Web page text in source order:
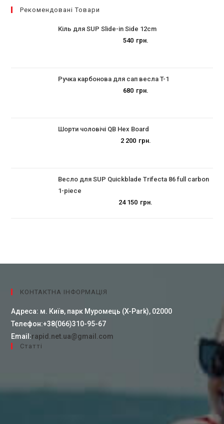
Рекомендовані Товари
Кіль для SUP Slide-in Side 12cm
грн.
540
Ручка карбонова для сап весла T-1
грн.
680
Шорти чоловічі QB Hex Board
грн.
2 200
Весло для SUP Quickblade Trifecta 86 full carbon
1-piece
грн.
24 150
КОНТАКТНА ІНФОРМАЦІЯ
Адреса: м. Київ, парк Муромець (X-Park), 02000
Телефон:+38(066)310-95-67
Email:rapid.net.ua@gmail.com
Cтатті